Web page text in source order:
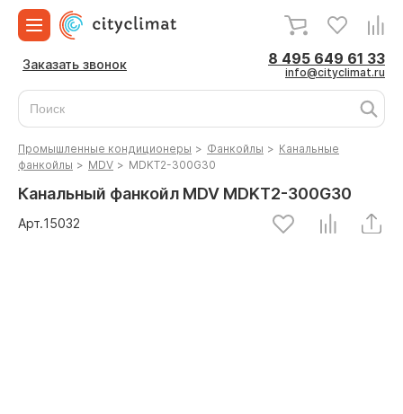
Заказать звонок 8 495 649 61 33
info@cityclimat.ru
Промышленные кондиционеры > Фанкойлы > Канальные
фанкойлы > MDV > MDKT2-300G30
Канальный фанкойл MDV MDKT2-300G30
Арт.15032